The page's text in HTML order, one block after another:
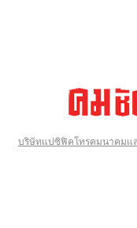
บริษัทแปซิฟิคโทรคมนาคมแ